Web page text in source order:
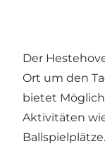
Der
Ort um den
bietet
Aktivitäten